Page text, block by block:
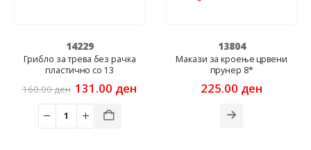
ден.
13804
Макази за кроење црвени
прунер 8*
225.00 ден
11286
Макази за лозје прави 8*
ден Original
price
was:
158.00 ден.
134.00